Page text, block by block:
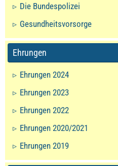
Die Bundespolizei
Gesundheitsvorsorge
Ehrungen
Ehrungen 2024
Ehrungen 2023
Ehrungen 2022
Ehrungen 2020/2021
Ehrungen 2019